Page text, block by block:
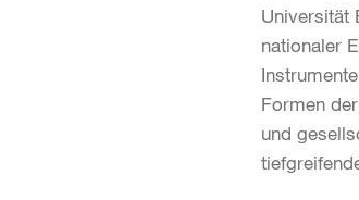
Universität
nationaler
Formen
und